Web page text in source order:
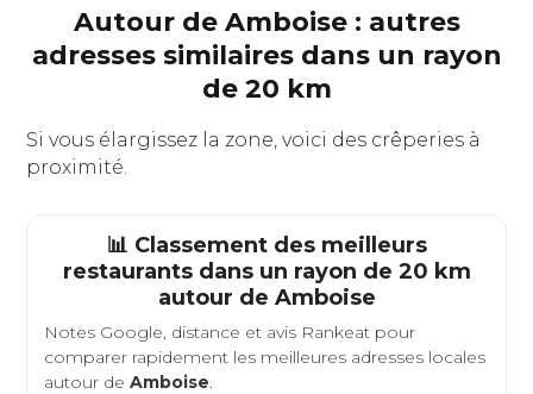
Autour de Amboise : autres
adresses similaires dans un rayon
de 20 km
Si vous élargissez la zone, voici des crêperies à
proximité.
📊 Classement des meilleurs
restaurants dans un rayon de 20 km
autour de Amboise
Notes Google, distance et avis Rankeat pour
comparer rapidement les meilleures adresses locales
autour deAmboise.